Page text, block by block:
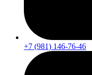
+7 (981) 146-76-46